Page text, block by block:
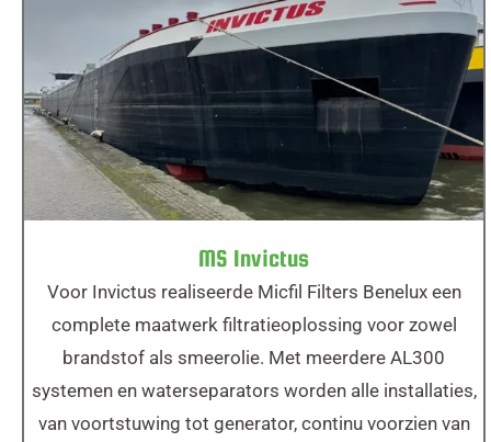
MS Invictus
MS Invictus
Voor Invictus realiseerde Micfil Filters Benelux een
complete maatwerk filtratieoplossing voor zowel
brandstof als smeerolie. Met meerdere AL300
systemen en waterseparators worden alle installaties,
van voortstuwing tot generator, continu voorzien van